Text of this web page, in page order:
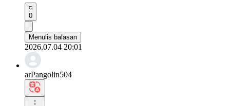
0
Menulis balasan
2026.07.04 20:01
arPangolin504